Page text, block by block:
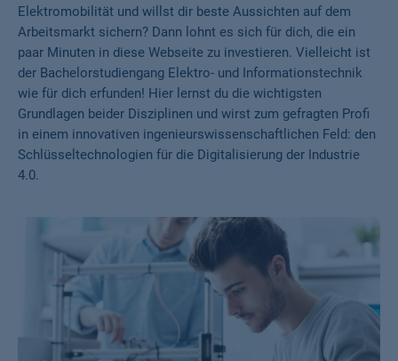
Elektromobilität und willst dir beste Aussichten auf dem
Arbeitsmarkt sichern? Dann lohnt es sich für dich, die ein
paar Minuten in diese Webseite zu investieren. Vielleicht ist
der Bachelorstudiengang Elektro- und Informationstechnik
wie für dich erfunden! Hier lernst du die wichtigsten
Grundlagen beider Disziplinen und wirst zum gefragten Profi
in einem innovativen ingenieurswissenschaftlichen Feld: den
Schlüsseltechnologien für die Digitalisierung der Industrie
4.0.